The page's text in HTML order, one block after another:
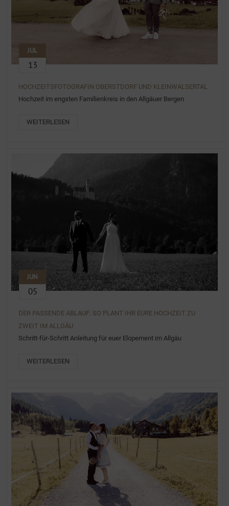
JUL
13
HOCHZEITSFOTOGRAFIN OBERSTDORF UND KLEINWALSERTAL
Hochzeit im engsten Familienkreis in den Allgäuer Bergen
WEITERLESEN
JUN
05
DER PASSENDE ABLAUF: SO PLANT IHR EURE HOCHZEIT ZU
ZWEIT IM ALLGÄU
Schritt-für-Schritt Anleitung für euer Elopement im Allgäu
WEITERLESEN